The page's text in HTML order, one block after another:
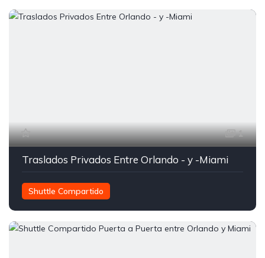
1
Traslados Privados Entre Orlando - y -Miami
Shuttle Compartido